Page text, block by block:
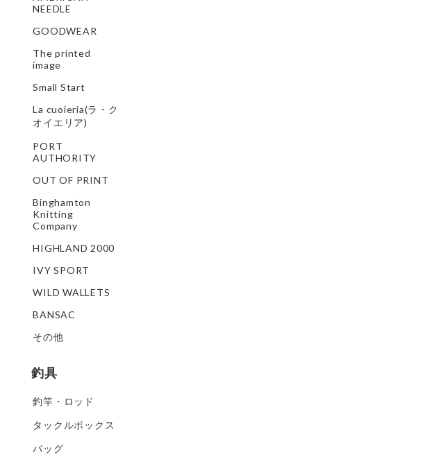
NEEDLE
GOODWEAR
The printed
image
Small Start
La cuoieria(ラ・ク
オイエリア)
PORT
AUTHORITY
OUT OF PRINT
Binghamton
Knitting
Company
HIGHLAND 2000
IVY SPORT
WILD WALLETS
BANSAC
その他
釣具
釣竿・ロッド
タックルボックス
バッグ